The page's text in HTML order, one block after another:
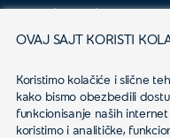
OVAJ SAJT KORISTI
Koristimo kolačiće i slične
kako bismo obezbedili
funkcionisanje naših
koristimo i analitičke,
Digitalna Televizija
Yettel Sve
Biznis korisnici
Aktuelno